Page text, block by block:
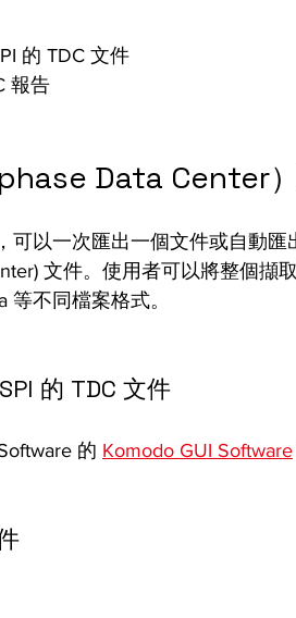
的 TDC 文件
報告
Data Center
，可以一次匯出一個文件或自動
文件。使用者可以將整個擷
等不同檔案格式。
的 TDC 文件
的 Komodo GUI Software